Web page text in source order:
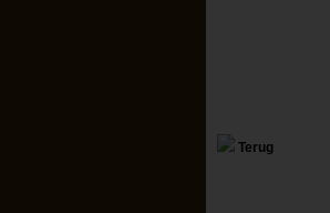
Terug